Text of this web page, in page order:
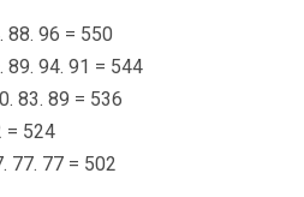
88. 96 = 550
94. 91 = 544
83. 89 = 536
= 524
77. 77 = 502